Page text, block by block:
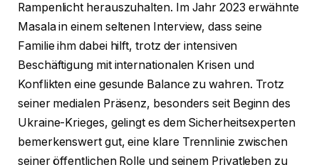
Rampenlicht herauszuhalten. Im Jahr 2023 erwähnte
Masala in einem seltenen Interview, dass seine
Familie ihm dabei hilft, trotz der intensiven
Beschäftigung mit internationalen Krisen und
Konflikten eine gesunde Balance zu wahren. Trotz
seiner medialen Präsenz, besonders seit Beginn des
Ukraine-Krieges, gelingt es dem Sicherheitsexperten
bemerkenswert gut, eine klare Trennlinie zwischen
seiner öffentlichen Rolle und seinem Privatleben zu